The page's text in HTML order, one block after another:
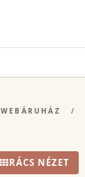
WEBÁRUHÁZ /
RÁCS NÉZET